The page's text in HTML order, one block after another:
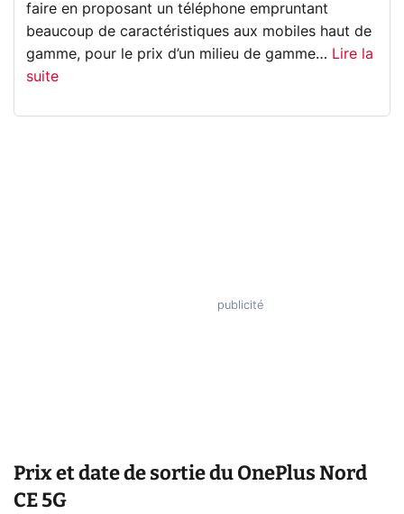
faire en proposant un téléphone empruntant
beaucoup de caractéristiques aux mobiles haut de
gamme, pour le prix d’un milieu de gamme… Lire la
suite
Prix et date de sortie du OnePlus Nord
CE 5G